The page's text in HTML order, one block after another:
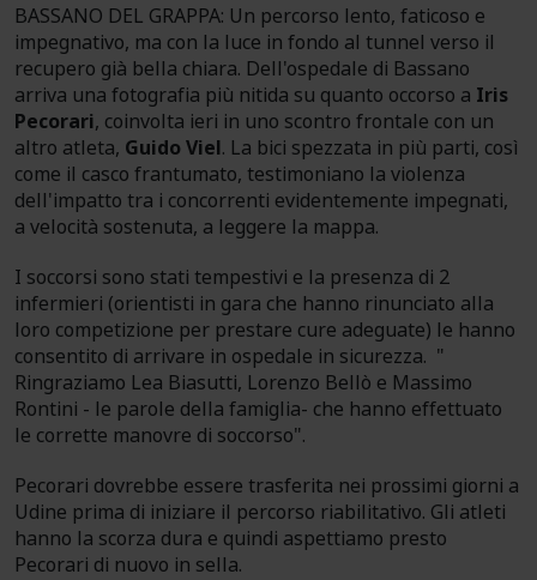
BASSANO DEL GRAPPA: Un percorso lento, faticoso e
impegnativo, ma con la luce in fondo al tunnel verso il
recupero già bella chiara. Dell'ospedale di Bassano
arriva una fotografia più nitida su quanto occorso a Iris
Pecorari, coinvolta ieri in uno scontro frontale con un
altro atleta, Guido Viel. La bici spezzata in più parti, così
come il casco frantumato, testimoniano la violenza
dell'impatto tra i concorrenti evidentemente impegnati,
a velocità sostenuta, a leggere la mappa.
I soccorsi sono stati tempestivi e la presenza di 2
infermieri (orientisti in gara che hanno rinunciato alla
loro competizione per prestare cure adeguate) le hanno
consentito di arrivare in ospedale in sicurezza. "
Ringraziamo Lea Biasutti, Lorenzo Bellò e Massimo
Rontini - le parole della famiglia- che hanno effettuato
le corrette manovre di soccorso".
Pecorari dovrebbe essere trasferita nei prossimi giorni a
Udine prima di iniziare il percorso riabilitativo. Gli atleti
hanno la scorza dura e quindi aspettiamo presto
Pecorari di nuovo in sella.